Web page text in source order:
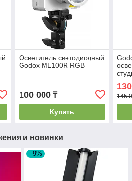
Осветитель светодиодный
Godox ML100R RGB
100 000₸
Купить
145
и новинки
–9%